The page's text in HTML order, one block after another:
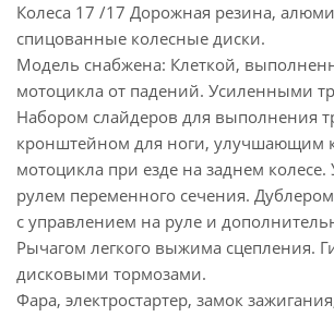
Колеса 17 /17 Дорожная резина,
спицованные колесные диски.
Модель снабжена: Клеткой,
мотоцикла от падений. Усиленными
Набором слайдеров для выполнения
кронштейном для ноги, улучшающим
мотоцикла при езде на заднем
рулем переменного сечения.
с управлением на руле и
Рычагом легкого выжима сцепления.
дисковыми тормозами.
Фара, электростартер, замок